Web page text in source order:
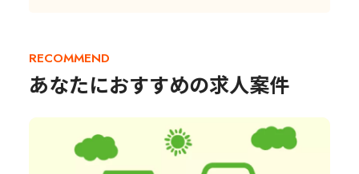
RECOMMEND
あなたにおすすめの求人案件